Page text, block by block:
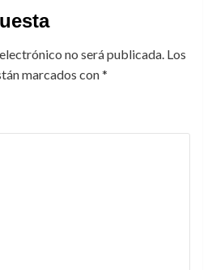
no será publicada. Los
marcados con*